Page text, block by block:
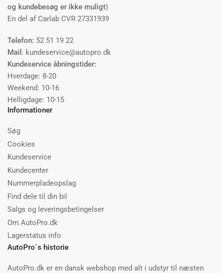
og kundebesøg er ikke muligt)
En del af Carlab CVR 27331939
Telefon: 52 51 19 22
Mail : kundeservice@autopro.dk
Kundeservice åbningstider:
Hverdage: 8-20
Weekend: 10-16
Helligdage: 10-15
Informationer
Søg
Cookies
Kundeservice
Kundecenter
Nummerpladeopslag
Find dele til din bil
Salgs og leveringsbetingelser
Om AutoPro.dk
Lagerstatus info
AutoPro´s historie
AutoPro.dk er en dansk webshop med alt i udstyr til næsten